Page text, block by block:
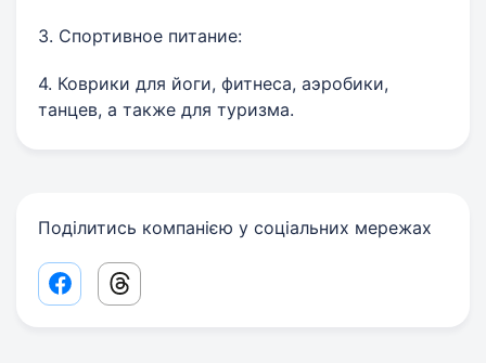
3. Спортивное питание:
4. Коврики для йоги, фитнеса, аэробики,
танцев, а также для туризма.
Поділитись компанією у соціальних мережах
Facebook share link
Threads share link